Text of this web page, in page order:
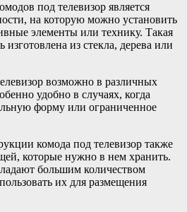
под телевизор является
на которую можно установить
элементы или технику. Такая
из стекла, дерева или
возможно в различных
удобно в случаях, когда
форму или ограниченное
комода под телевизор также
которые нужно в нем хранить.
большим количеством
их для размещения